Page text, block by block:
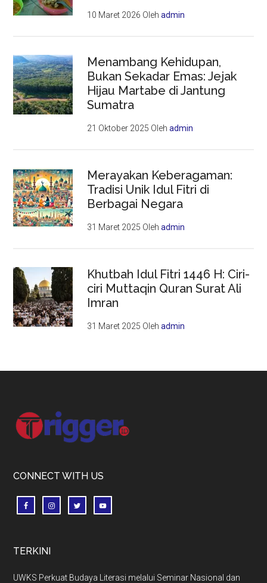
10 Maret 2026 Olehadmin
Menambang Kehidupan,
Bukan Sekadar Emas: Jejak
Hijau Martabe di Jantung
Sumatra
21 Oktober 2025 Olehadmin
Merayakan Keberagaman:
Tradisi Unik Idul Fitri di
Berbagai Negara
31 Maret 2025 Olehadmin
Khutbah Idul Fitri 1446 H: Ciri-
ciri Muttaqin Quran Surat Ali
Imran
31 Maret 2025 Olehadmin
Footer
CONNECT WITH US
TERKINI
UWKS Perkuat Budaya Literasi melalui Seminar Nasional dan